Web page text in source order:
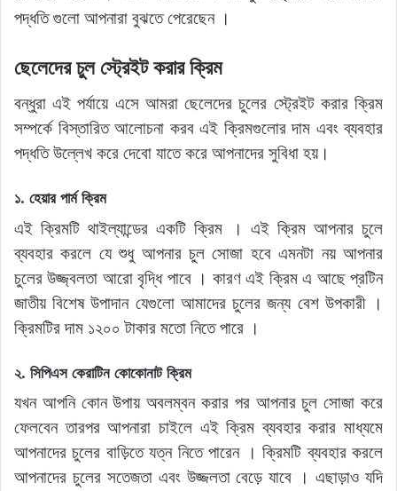
পদ্ধতি গুলো আপনারা বুঝতে পেরেছেন ।
ছেলেদের চুল স্ট্রেইট করার ক্রিম
বন্ধুরা এই পর্যায়ে এসে আমরা ছেলেদের চুলের স্ট্রেইট করার ক্রিম
সম্পর্কে বিস্তারিত আলোচনা করব এই ক্রিমগুলোর দাম এবং ব্যবহার
পদ্ধতি উল্লেখ করে দেবো যাতে করে আপনাদের সুবিধা হয়।
১. হেয়ার পার্ম ক্রিম
এই ক্রিমটি থাইল্যান্ডের একটি ক্রিম । এই ক্রিম আপনার চুলে
ব্যবহার করলে যে শুধু আপনার চুল সোজা হবে এমনটা নয় আপনার
চুলের উজ্জ্বলতা আরো বৃদ্ধি পাবে । কারণ এই ক্রিম এ আছে প্রটিন
জাতীয় বিশেষ উপাদান যেগুলো আমাদের চুলের জন্য বেশ উপকারী ।
ক্রিমটির দাম ১২০০ টাকার মতো নিতে পারে ।
২. সিপিএস কেরাটিন কোকোনাট ক্রিম
যখন আপনি কোন উপায় অবলম্বন করার পর আপনার চুল সোজা করে
ফেলবেন তারপর আপনারা চাইলে এই ক্রিম ব্যবহার করার মাধ্যমে
আপনাদের চুলের বাড়িতে যত্ন নিতে পারেন । ক্রিমটি ব্যবহার করলে
আপনাদের চুলের সতেজতা এবং উজ্জলতা বেড়ে যাবে । এছাড়াও যদি